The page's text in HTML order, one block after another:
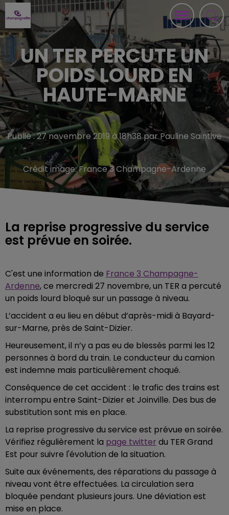
UN TER PERCUTE UN
POIDS LOURD EN
HAUTE-MARNE
Publié : 27 novembre 2019 à 18h38 par Pauline Saintive
Crédit image:France 3 Champagne-Ardenne
La reprise progressive du service
est prévue en soirée.
C'est une information de France 3 Champagne-
Ardenne, ce mercredi 27 novembre, un TER a percuté
un poids lourd bloqué sur un passage à niveau.
L’accident a eu lieu en début d’après-midi à Bayard-
sur-Marne, près de Saint-Dizier.
Heureusement, il n’y a pas eu de blessés parmi les 12
personnes à bord du train. Le conducteur du camion
est indemne mais particulièrement choqué.
Conséquence de cet accident : le trafic des trains est
interrompu entre Saint-Dizier et Joinville. Des bus de
substitution sont mis en place.
La reprise progressive du service est prévue en soirée.
Vérifiez régulièrement la page twitter du TER Grand
Est pour suivre l'évolution de la situation.
Suite aux événements, des réparations du passage à
niveau vont être effectuées. La circulation sera
bloquée pendant plusieurs jours. Une déviation est
mise en place.